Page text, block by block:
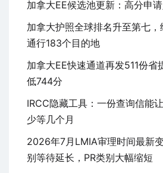
加拿大EE候选池更新：高分申
加拿大护照全球排名升至第七
通行183个目的地
加拿大EE快速通道再发511份省
低744分
IRCC隐藏工具：一份查询信能
少等几个月
2026年7月LMIA审理时间最新
别等待延长，PR类别大幅缩短